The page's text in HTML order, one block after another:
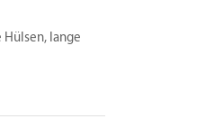
Hülsen, lange